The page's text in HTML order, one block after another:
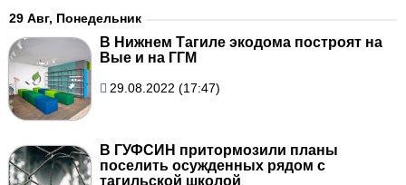
29 Авг, Понедельник
В Нижнем Тагиле экодома построят на
Вые и на ГГМ
29.08.2022 (17:47)
В ГУФСИН притормозили планы
поселить осужденных рядом с
тагильской школой